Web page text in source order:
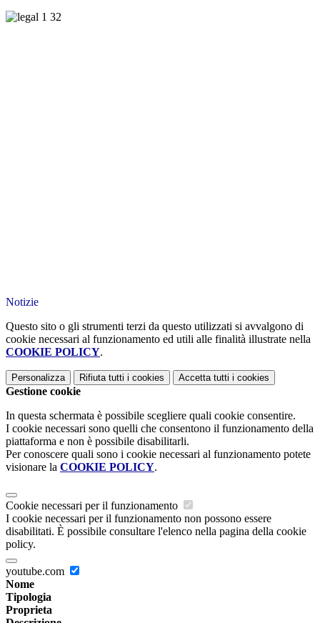
Notizie
Questo sito o gli strumenti terzi da questo utilizzati si avvalgono di
cookie necessari al funzionamento ed utili alle finalità illustrate nella
COOKIE POLICY.
Personalizza Rifiuta tutti i cookies Accetta tutti i cookies
Gestione cookie
In questa schermata è possibile scegliere quali cookie consentire.
I cookie necessari sono quelli che consentono il funzionamento della
piattaforma e non è possibile disabilitarli.
Per conoscere quali sono i cookie necessari al funzionamento potete
visionare la COOKIE POLICY.
Cookie necessari per il funzionamento
I cookie necessari per il funzionamento non possono essere
disabilitati. È possibile consultare l'elenco nella pagina della cookie
policy.
youtube.com
Nome
Tipologia
Proprieta